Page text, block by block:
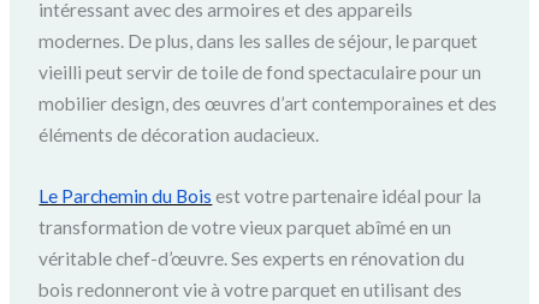
intéressant avec des armoires et des appareils
modernes. De plus, dans les salles de séjour, le parquet
vieilli peut servir de toile de fond spectaculaire pour un
mobilier design, des œuvres d’art contemporaines et des
éléments de décoration audacieux.
Le Parchemin du Bois est votre partenaire idéal pour la
transformation de votre vieux parquet abîmé en un
véritable chef-d’œuvre. Ses experts en rénovation du
bois redonneront vie à votre parquet en utilisant des